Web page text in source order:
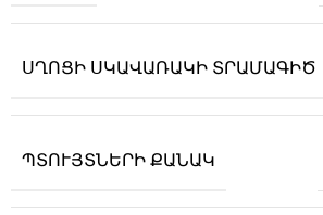
ՍՂՈՑԻ ՍԿԱՎԱՌԱԿԻ ՏՐԱՄԱԳԻԾ
ՊՏՈՒՅՏՆԵՐԻ ՔԱՆԱԿ